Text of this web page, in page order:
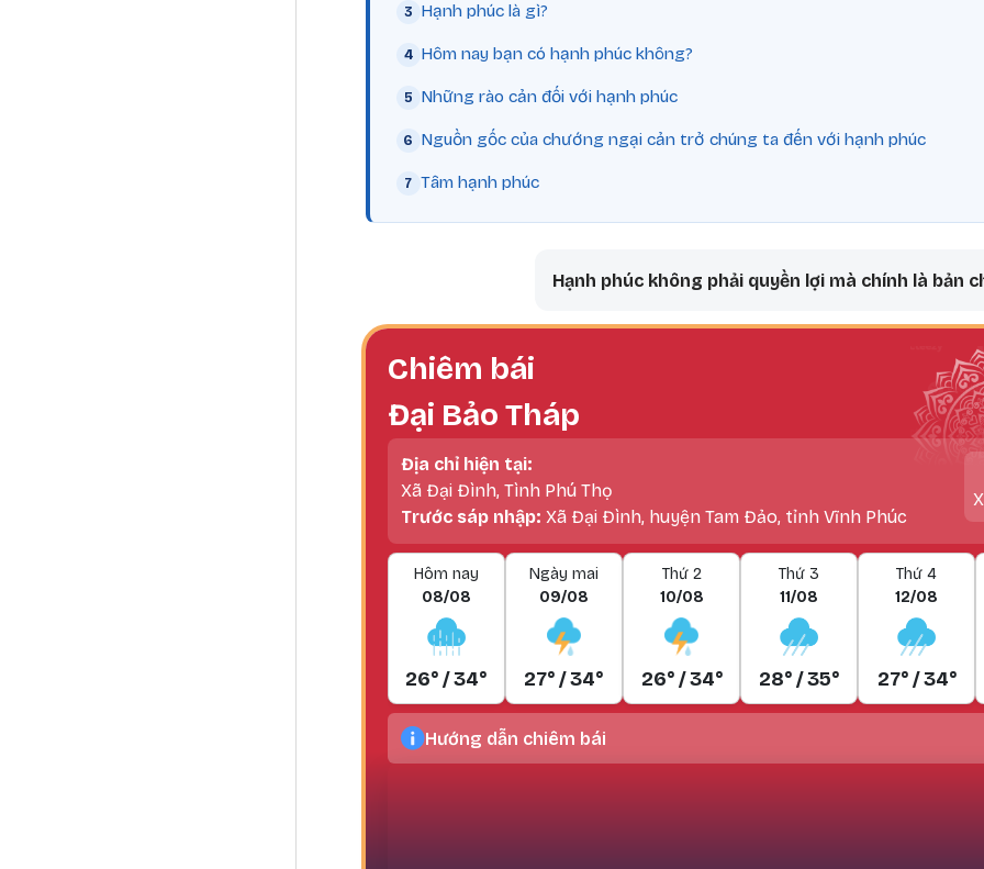
Hạnh phúc là gì?
Hôm nay bạn có hạnh phúc không?
Những rào cản đối với hạnh phúc
Nguồn gốc của chướng ngại cản trở chúng ta đến với hạnh phúc
Tâm hạnh phúc
Book traversal links for Sách Hạnh
Hạnh phúc không phải quyền lợi mà chính là bản
Chiêm bái
Đại Bảo Tháp
Địa chỉ hiện tại:
Xã Đại Đình, Tình Phú Thọ
Trước sáp nhập: Xã Đại Đình, huyện Tam Đảo, tỉnh Vĩnh Phúc
Hôm nay
08/08
26° / 34°
Ngày mai
09/08
27° / 34°
Thứ 2
10/08
26° / 34°
Thứ 3
11/08
28° / 35°
Thứ 4
12/08
27° / 34°
Hướng dẫn chiêm bái